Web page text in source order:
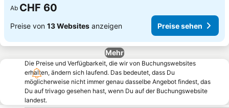
Ab CHF 60
Preise von 13 Websites anzeigen Preise sehen
Mehr
Die Preise und Verfügbarkeit, die wir von Buchungswebsites
erhalten, ändern sich laufend. Das bedeutet, dass Du
möglicherweise nicht immer genau dasselbe Angebot findest, das
Du auf trivago gesehen hast, wenn Du auf der Buchungswebsite
landest.